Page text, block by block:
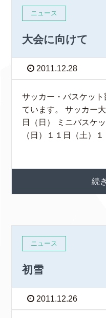
ニュース
大会に向けて
2011.12.28
サッカー・バスケッ
ています。 サッカー
日（日） ミニバスケ
（日）１１日（土）
続
ニュース
初雪
2011.12.26